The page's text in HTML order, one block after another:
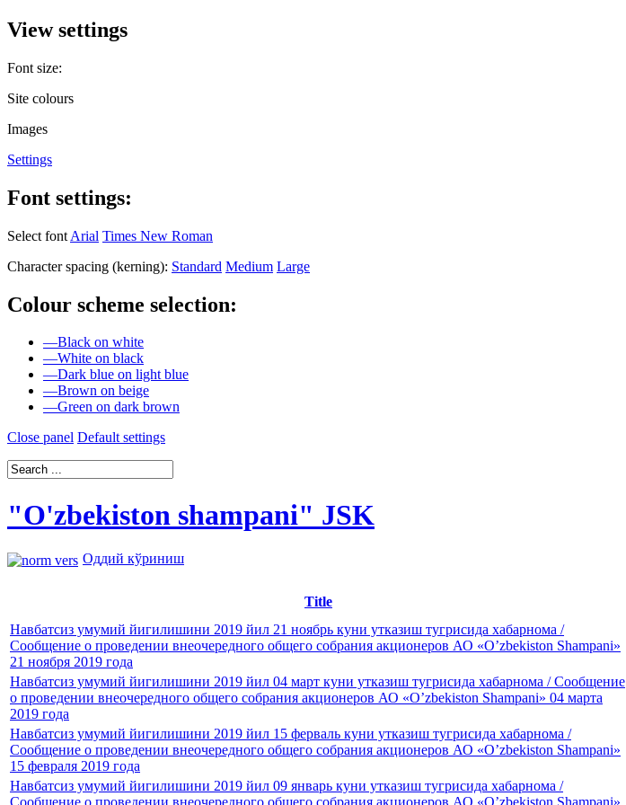
View settings
Font size:
Site colours
Images
Settings
Font settings:
Select font Arial Times New Roman
Character spacing (kerning): Standard Medium Large
Colour scheme selection:
—Black on white
—White on black
—Dark blue on light blue
—Brown on beige
—Green on dark brown
Close panel Default settings
"O'zbekiston shampani" JSK
Оддий кўриниш
Title
Навбатсиз умумий йигилишини 2019 йил 21 ноябрь куни утказиш тугрисида хабарнома /
Сообщение о проведении внеочередного общего собрания акционеров АО «O’zbekiston Shampani»
21 ноября 2019 года
Навбатсиз умумий йигилишини 2019 йил 04 март куни утказиш тугрисида хабарнома / Сообщение
о проведении внеочередного общего собрания акционеров АО «O’zbekiston Shampani» 04 марта
2019 года
Навбатсиз умумий йигилишини 2019 йил 15 ферваль куни утказиш тугрисида хабарнома /
Сообщение о проведении внеочередного общего собрания акционеров АО «O’zbekiston Shampani»
15 февраля 2019 года
Навбатсиз умумий йигилишини 2019 йил 09 январь куни утказиш тугрисида хабарнома /
Сообщение о проведении внеочередного общего собрания акционеров АО «O’zbekiston Shampani»